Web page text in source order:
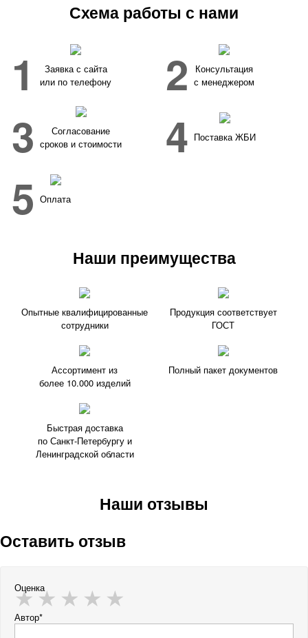
Схема работы с нами
1
Заявка с сайта
или по телефону
2
Консультация
с менеджером
3
Согласование
сроков и стоимости
4 Поставка ЖБИ
5 Оплата
Наши преимущества
Опытные квалифицированные
сотрудники
Продукция соответствует
ГОСТ
Ассортимент из
более 10.000 изделий
Полный пакет документов
Быстрая доставка
по Санкт-Петербургу и
Ленинградской области
Наши отзывы
Оставить отзыв
Оценка
Автор*